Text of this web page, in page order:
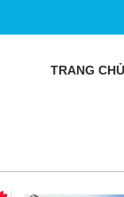
TRANG CHỦ